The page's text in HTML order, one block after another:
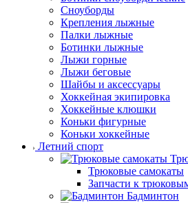
Сноуборды
Крепления лыжные
Палки лыжные
Ботинки лыжные
Лыжи горные
Лыжи беговые
Шайбы и аксессуары
Хоккейная экипировка
Хоккейные клюшки
Коньки фигурные
Коньки хоккейные
Летний спорт
Трюковые самокаты
Запчасти к
Бадминтон